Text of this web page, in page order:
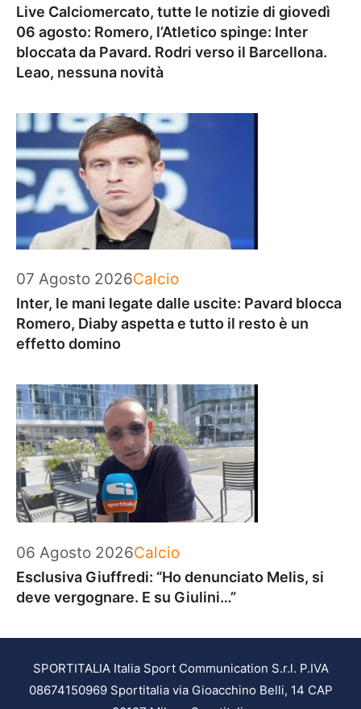
Live Calciomercato, tutte le notizie di giovedì
06 agosto: Romero, l’Atletico spinge: Inter
bloccata da Pavard. Rodri verso il Barcellona.
Leao, nessuna novità
07 Agosto 2026Categorie
Calcio
Inter, le mani legate dalle uscite: Pavard blocca
Romero, Diaby aspetta e tutto il resto è un
effetto domino
06 Agosto 2026Categorie
Calcio
Esclusiva Giuffredi: “Ho denunciato Melis, si
deve vergognare. E su Giulini…”
SPORTITALIA Italia Sport Communication S.r.l. P.IVA
08674150969 Sportitalia via Gioacchino Belli, 14 CAP